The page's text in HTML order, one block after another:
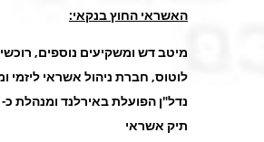
האשראי החוץ בנקאי:
מיטב דש ומשקיעים נוספים,
לוטוס, חברת ניהול אשראי ליזמי
תיק אשראי